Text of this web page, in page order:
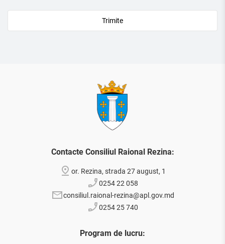
Contacte Consiliul Raional Rezina:
or. Rezina, strada 27 august, 1
0254 22 058
consiliul.raional-rezina@apl.gov.md
0254 25 740
Program de lucru: